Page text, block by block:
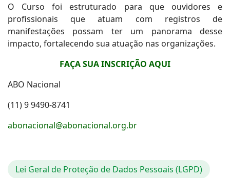
O Curso foi estruturado para que ouvidores e
profissionais que atuam com registros de
manifestações possam ter um panorama desse
impacto, fortalecendo sua atuação nas organizações.
FAÇA SUA INSCRIÇÃO AQUI
ABO Nacional
(11) 9 9490-8741
abonacional@abonacional.org.br
Lei Geral de Proteção de Dados Pessoais (LGPD)